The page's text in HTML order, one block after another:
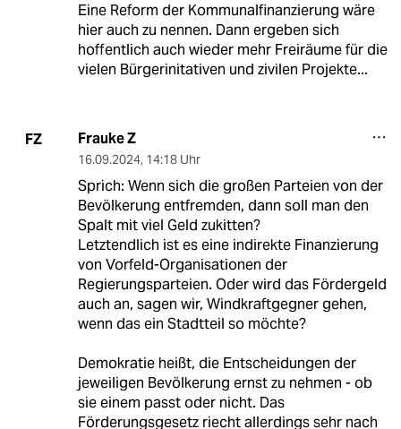
Eine Reform der Kommunalfinanzierung wäre
hier auch zu nennen. Dann ergeben sich
hoffentlich auch wieder mehr Freiräume für die
vielen Bürgerinitativen und zivilen Projekte...
FZ Frauke Z
16.09.2024, 14:18 Uhr
Sprich: Wenn sich die großen Parteien von der
Bevölkerung entfremden, dann soll man den
Spalt mit viel Geld zukitten?
Letztendlich ist es eine indirekte Finanzierung
von Vorfeld-Organisationen der
Regierungsparteien. Oder wird das Fördergeld
auch an, sagen wir, Windkraftgegner gehen,
wenn das ein Stadtteil so möchte?
Demokratie heißt, die Entscheidungen der
jeweiligen Bevölkerung ernst zu nehmen - ob
sie einem passt oder nicht. Das
Förderungsgesetz riecht allerdings sehr nach